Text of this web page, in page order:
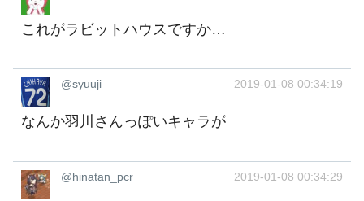
これがラビットハウスですか…
@syuuji 2019-01-08 00:34:19
なんか羽川さんっぽいキャラが
@hinatan_pcr 2019-01-08 00:34:29